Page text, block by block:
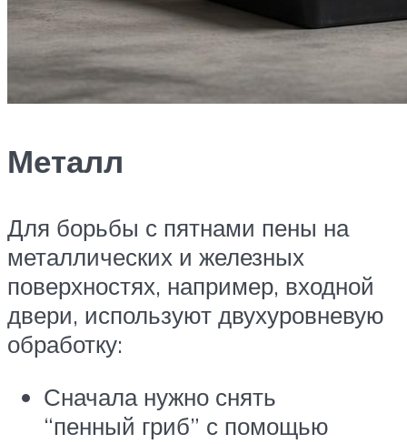
Металл
Для борьбы с пятнами пены на
металлических и железных
поверхностях, например, входной
двери, используют двухуровневую
обработку:
Сначала нужно снять
“пенный гриб” с помощью